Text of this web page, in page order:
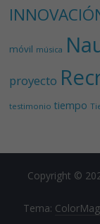
móvil música
proyecto
testimonio tiempo
Copyright ©
Tema: ColorMag